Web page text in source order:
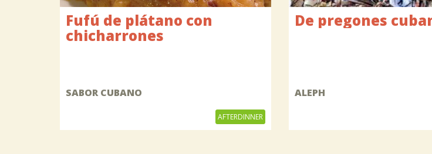
Fufú de plátano con
chicharrones
SABOR CUBANO
AFTERDINNER
De pregones
ALEPH